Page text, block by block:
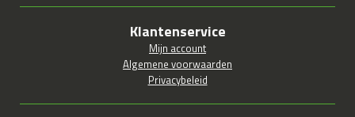
Klantenservice
Mijn account
Algemene voorwaarden
Privacybeleid